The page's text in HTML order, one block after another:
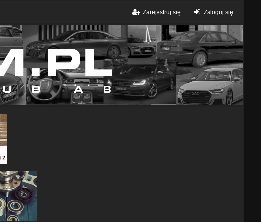
Zaloguj się
Zarejestruj się